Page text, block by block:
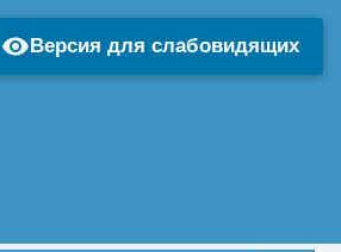
Версия для слабовидящих